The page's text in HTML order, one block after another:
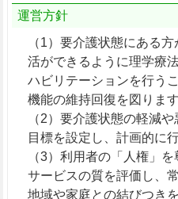
運営方針
（1）要介護状態にある
活ができるように理学療
ハビリテーションを行う
機能の維持回復を図ります
（2）要介護状態の軽減
目標を設定し、計画的に
（3）利用者の「人権」を
サービスの質を評価し、
地域や家庭との結びつき